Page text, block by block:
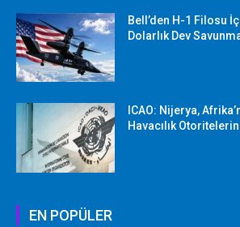
Bell’den H-1 Filosu
Dolarlık Dev
ICAO: Nijerya,
Havacılık
EN POPÜLER